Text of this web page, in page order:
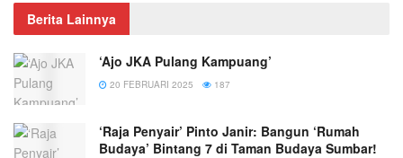
Berita Lainnya
‘Ajo JKA Pulang Kampuang’
20 FEBRUARI 2025 187
‘Raja Penyair’ Pinto Janir: Bangun ‘Rumah
Budaya’ Bintang 7 di Taman Budaya Sumbar!